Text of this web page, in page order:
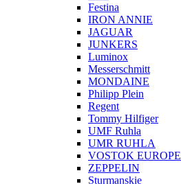
Festina
IRON ANNIE
JAGUAR
JUNKERS
Luminox
Messerschmitt
MONDAINE
Philipp Plein
Regent
Tommy Hilfiger
UMF Ruhla
UMR RUHLA
VOSTOK EUROPE
ZEPPELIN
Sturmanskie